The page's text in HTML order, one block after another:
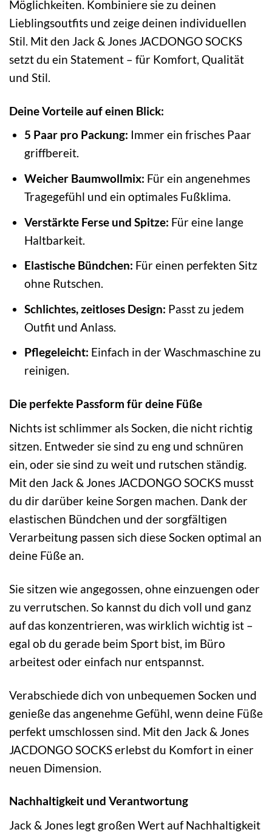
Möglichkeiten. Kombiniere sie zu deinen
Lieblingsoutfits und zeige deinen individuellen
Stil. Mit den Jack & Jones JACDONGO SOCKS
setzt du ein Statement – für Komfort, Qualität
und Stil.
Deine Vorteile auf einen Blick:
5 Paar pro Packung: Immer ein frisches Paar
griffbereit.
Weicher Baumwollmix: Für ein angenehmes
Tragegefühl und ein optimales Fußklima.
Verstärkte Ferse und Spitze: Für eine lange
Haltbarkeit.
Elastische Bündchen: Für einen perfekten Sitz
ohne Rutschen.
Schlichtes, zeitloses Design: Passt zu jedem
Outfit und Anlass.
Pflegeleicht: Einfach in der Waschmaschine zu
reinigen.
Die perfekte Passform für deine Füße
Nichts ist schlimmer als Socken, die nicht richtig
sitzen. Entweder sie sind zu eng und schnüren
ein, oder sie sind zu weit und rutschen ständig.
Mit den Jack & Jones JACDONGO SOCKS musst
du dir darüber keine Sorgen machen. Dank der
elastischen Bündchen und der sorgfältigen
Verarbeitung passen sich diese Socken optimal an
deine Füße an.
Sie sitzen wie angegossen, ohne einzuengen oder
zu verrutschen. So kannst du dich voll und ganz
auf das konzentrieren, was wirklich wichtig ist –
egal ob du gerade beim Sport bist, im Büro
arbeitest oder einfach nur entspannst.
Verabschiede dich von unbequemen Socken und
genieße das angenehme Gefühl, wenn deine Füße
perfekt umschlossen sind. Mit den Jack & Jones
JACDONGO SOCKS erlebst du Komfort in einer
neuen Dimension.
Nachhaltigkeit und Verantwortung
Jack & Jones legt großen Wert auf Nachhaltigkeit